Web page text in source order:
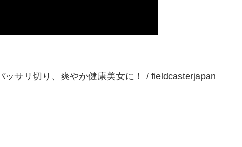
サリ切り、爽やか健康美女に！ / fieldcasterjapan